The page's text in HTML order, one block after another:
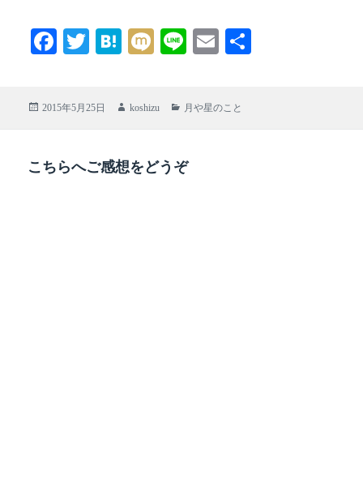
Fa
ok
T
r
H
a
M
Li
E
投
2015年5月25日
作
koshizu
カ
ー
月や星のこと
こちらへご感想をどうぞ